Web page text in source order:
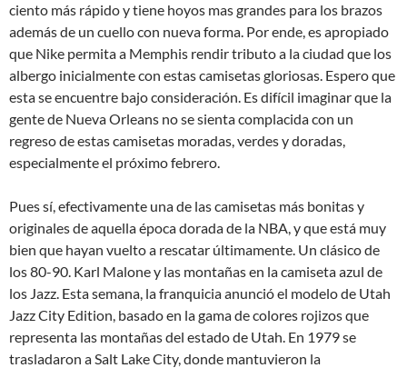
ciento más rápido y tiene hoyos mas grandes para los brazos
además de un cuello con nueva forma. Por ende, es apropiado
que Nike permita a Memphis rendir tributo a la ciudad que los
albergo inicialmente con estas camisetas gloriosas. Espero que
esta se encuentre bajo consideración. Es difícil imaginar que la
gente de Nueva Orleans no se sienta complacida con un
regreso de estas camisetas moradas, verdes y doradas,
especialmente el próximo febrero.
Pues sí, efectivamente una de las camisetas más bonitas y
originales de aquella época dorada de la NBA, y que está muy
bien que hayan vuelto a rescatar últimamente. Un clásico de
los 80-90. Karl Malone y las montañas en la camiseta azul de
los Jazz. Esta semana, la franquicia anunció el modelo de Utah
Jazz City Edition, basado en la gama de colores rojizos que
representa las montañas del estado de Utah. En 1979 se
trasladaron a Salt Lake City, donde mantuvieron la